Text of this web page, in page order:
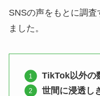
SNSの声をもとに調
ました。
TikTok以外の
世間に浸透し